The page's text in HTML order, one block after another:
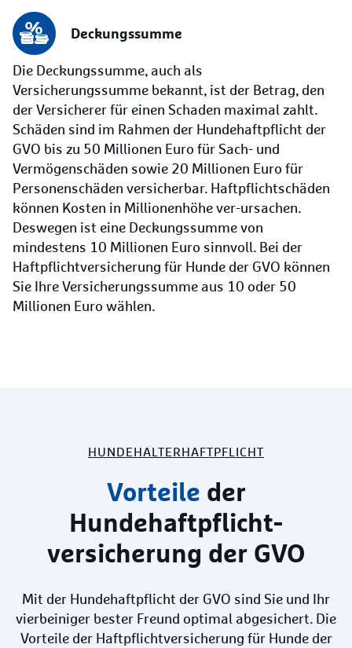
Deckungssumme
Die Deckungssumme, auch als
Versicherungssumme bekannt, ist der Betrag, den
der Versicherer für einen Schaden maximal zahlt.
Schäden sind im Rahmen der Hundehaftpflicht der
GVO bis zu 50 Millionen Euro für Sach- und
Vermögenschäden sowie 20 Millionen Euro für
Personenschäden versicherbar. Haftpflichtschäden
können Kosten in Millionenhöhe ver-ursachen.
Deswegen ist eine Deckungssumme von
mindestens 10 Millionen Euro sinnvoll. Bei der
Haftpflichtversicherung für Hunde der GVO können
Sie Ihre Versicherungssumme aus 10 oder 50
Millionen Euro wählen.
HUNDEHALTER­HAFTPFLICHT
Vorteile der
Hunde­haftpflicht­
versicherung der GVO
Mit der Hundehaftpflicht der GVO sind Sie und Ihr
vierbeiniger bester Freund optimal abgesichert. Die
Vorteile der Haftpflichtversicherung für Hunde der